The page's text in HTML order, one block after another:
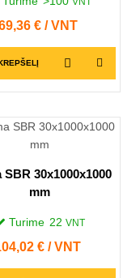
€ / VNT
SBR 30x1000x1000
mm
Turime 22 VNT
€ / VNT